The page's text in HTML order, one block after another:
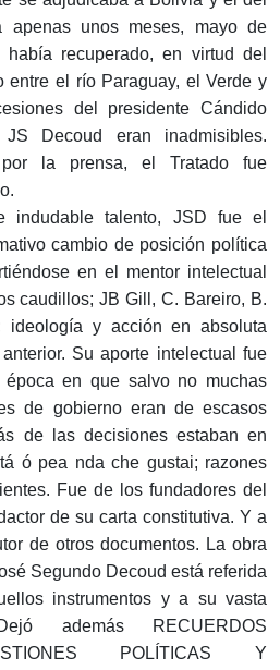
apenas unos meses, mayo de
recuperado, en virtud del
entre el río Paraguay, el Verde y
del presidente Cándido
Decoud eran inadmisibles.
por la prensa, el Tratado fue
indudable talento, JSD fue el
cambio de posición política
en el mentor intelectual
caudillos; JB Gill, C. Bareiro, B.
ideología y acción en absoluta
Su aporte intelectual fue
época en que salvo no muchas
de gobierno eran de escasos
de las decisiones estaban en
ó pea nda che gustai; razones
Fue de los fundadores del
de su carta constitutiva. Y a
de otros documentos. La obra
Segundo Decoud está referida
instrumentos y a su vasta
además RECUERDOS
POLÍTICAS Y